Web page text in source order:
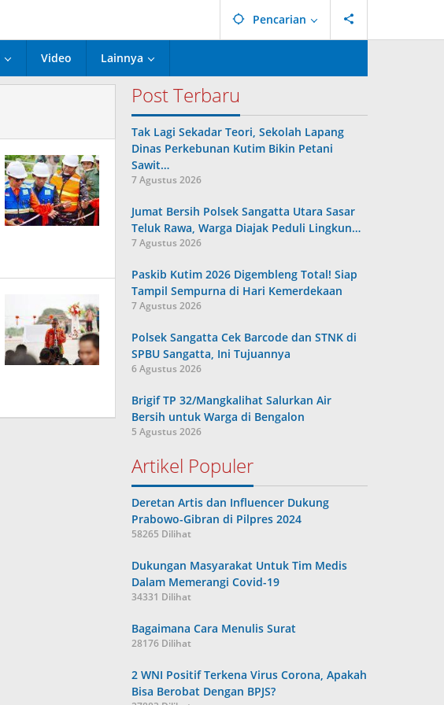
Pencarian
Video Lainnya
Post Terbaru
Tak Lagi Sekadar Teori, Sekolah Lapang
Dinas Perkebunan Kutim Bikin Petani
Sawit…
7 Agustus 2026
Jumat Bersih Polsek Sangatta Utara Sasar
Teluk Rawa, Warga Diajak Peduli Lingkun…
7 Agustus 2026
Paskib Kutim 2026 Digembleng Total! Siap
Tampil Sempurna di Hari Kemerdekaan
7 Agustus 2026
Polsek Sangatta Cek Barcode dan STNK di
SPBU Sangatta, Ini Tujuannya
6 Agustus 2026
Brigif TP 32/Mangkalihat Salurkan Air
Bersih untuk Warga di Bengalon
5 Agustus 2026
Artikel Populer
Deretan Artis dan Influencer Dukung
Prabowo-Gibran di Pilpres 2024
58265 Dilihat
Dukungan Masyarakat Untuk Tim Medis
Dalam Memerangi Covid-19
34331 Dilihat
Bagaimana Cara Menulis Surat
28176 Dilihat
2 WNI Positif Terkena Virus Corona, Apakah
Bisa Berobat Dengan BPJS?